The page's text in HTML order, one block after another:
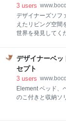
た機能性を融合し
なわない空間づく
searching for the
enhances your
3 users
デザイナーズソフ
えたリビング空間
世界を発見してく
クションがライフ
なシルエット、モ
ラーソファを探し
ップしましょう。
デザイナーベッ
セプト
3 users
Element ベッド、
のこ付きと収納ソ